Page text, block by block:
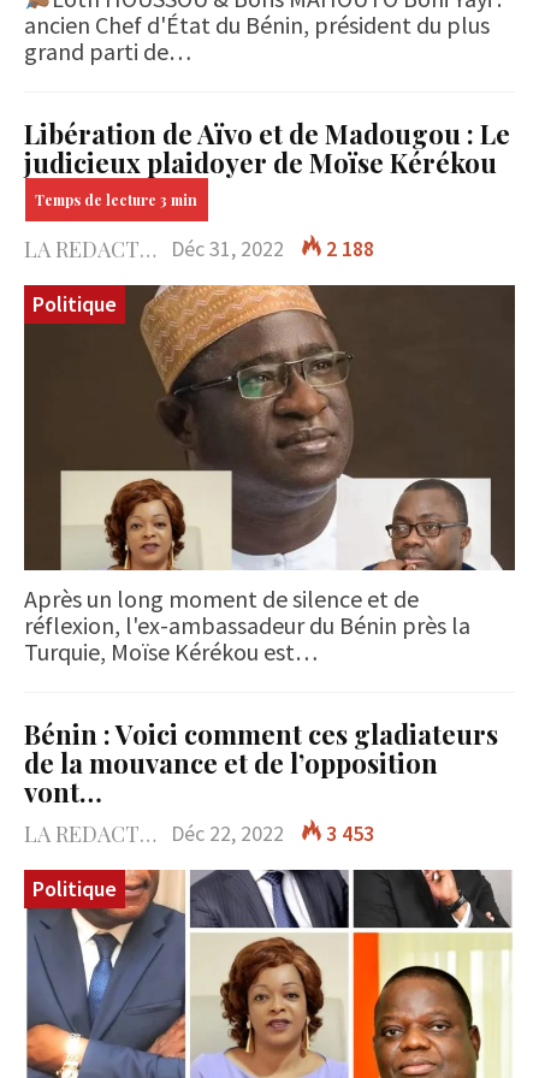
ancien Chef d'État du Bénin, président du plus
grand parti de…
Libération de Aïvo et de Madougou : Le
judicieux plaidoyer de Moïse Kérékou
LA REDACTION Déc 31, 2022
2 188
Politique
Après un long moment de silence et de
réflexion, l'ex-ambassadeur du Bénin près la
Turquie, Moïse Kérékou est…
Bénin : Voici comment ces gladiateurs
de la mouvance et de l’opposition
vont…
LA REDACTION Déc 22, 2022
3 453
Politique